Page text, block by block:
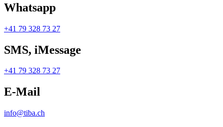
Whatsapp
+41 79 328 73 27
SMS, iMessage
+41 79 328 73 27
E-Mail
info@tiba.ch